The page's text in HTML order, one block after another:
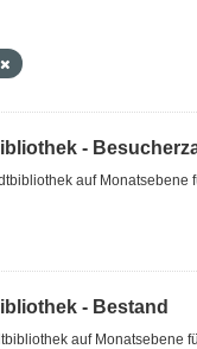
-
auf
- Bestand
auf Monatsebene